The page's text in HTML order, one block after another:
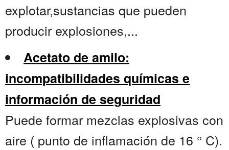
explotar,sustancias que pueden
producir explosiones,...
Acetato de amilo:
incompatibilidades químicas e
información de seguridad
Puede formar mezclas explosivas con
aire ( punto de inflamación de 16 ° C).